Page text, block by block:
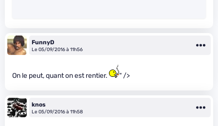
FunnyD
Le 05/09/2016 à 11h56
On le peut, quant on est rentier. " />
knos
Le 05/09/2016 à 11h58